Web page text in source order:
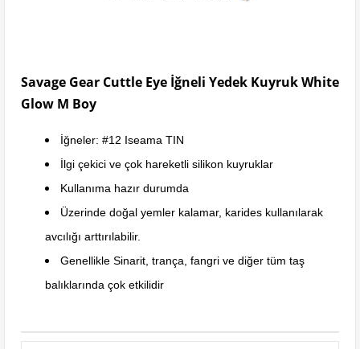
Savage Gear Cuttle Eye İğneli Yedek Kuyruk White
Glow M Boy
İğneler: #12 Iseama TIN
İlgi çekici ve çok hareketli silikon kuyruklar
Kullanıma hazır durumda
Üzerinde doğal yemler kalamar, karides kullanılarak
avcılığı arttırılabilir.
Genellikle Sinarit, trança, fangri ve diğer tüm taş
balıklarında çok etkilidir